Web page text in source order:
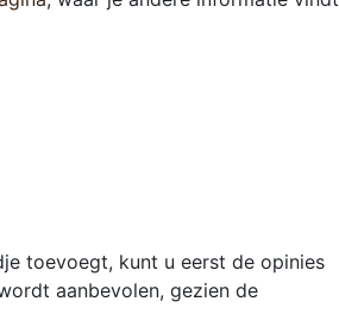
toevoegt, kunt u eerst de opinies
aanbevolen, gezien de